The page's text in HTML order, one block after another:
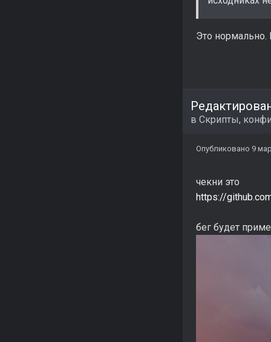
Это нормально.
в Скрипты,
Опубликовано 9
чекни это
https://
бег будет